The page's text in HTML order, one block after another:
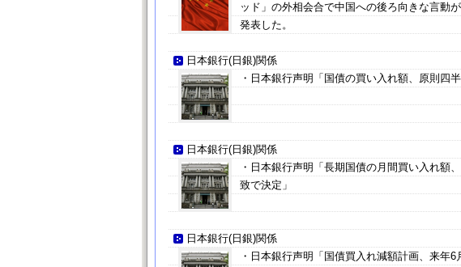
ッド」の外相会合で中国への後ろ向きな言動
発表した。
日本銀行(日銀)関係
・日本銀行声明「国債の買い入れ額、原則四
日本銀行(日銀)関係
・日本銀行声明「長期国債の月間買い入れ額
致で決定」
日本銀行(日銀)関係
・日本銀行声明「国債買入れ減額計画、来年